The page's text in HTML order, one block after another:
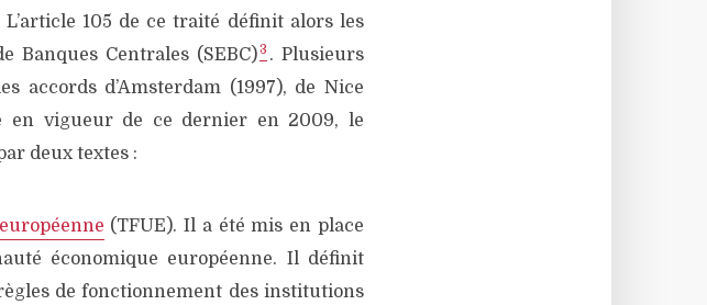
105 de ce traité définit alors les
Banques Centrales (SEBC)3 . Plusieurs
accords d’Amsterdam (1997), de Nice
en vigueur de ce dernier en 2009, le
deux textes :
(TFUE). Il a été mis en place
économique européenne. Il définit
de fonctionnement des institutions